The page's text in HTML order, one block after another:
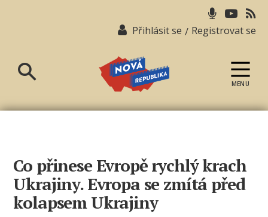
Přihlásit se / Registrovat se
republika
MENU
Co přinese Evropě rychlý krach
Ukrajiny. Evropa se zmítá před
kolapsem Ukrajiny